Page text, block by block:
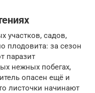
участков, садов,
плодовита: за сезон
паразит
нежных побегах,
опасен ещё и
листочки начинают